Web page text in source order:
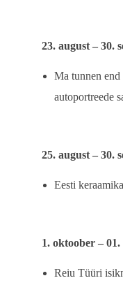
23. august – 30.
Ma tunnen
autoportreede
25. august – 30.
Eesti
1. oktoober –
Reiu Tüüri